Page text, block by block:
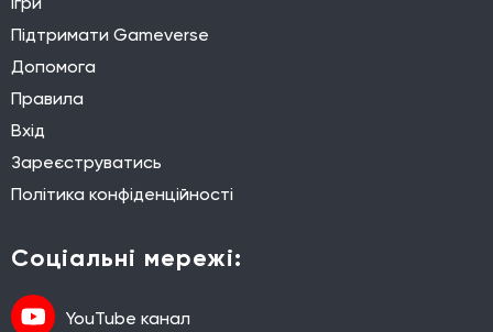
Підтримати Gameverse
Допомога
Правила
Вхід
Зареєструватись
Політика конфіденційності
Соціальні мережі:
YouTube канал